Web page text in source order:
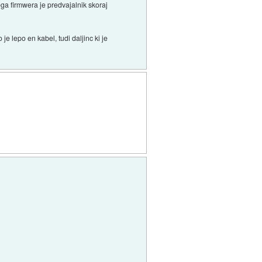
firmwera je predvajalnik skoraj
je lepo en kabel, tudi daljinc ki je